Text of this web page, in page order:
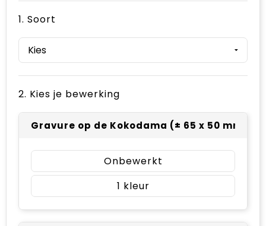
1. Soort
2. Kies je bewerking
Gravure op de Kokodama (± 65 x 50 mm)
Onbewerkt
1